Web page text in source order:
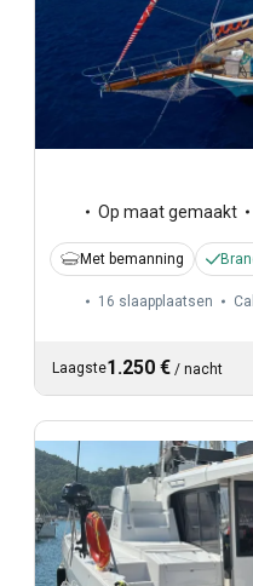
Op maat gemaakt
Met bemanning
16 slaapplaatsen
Laagste1.250 € / nacht